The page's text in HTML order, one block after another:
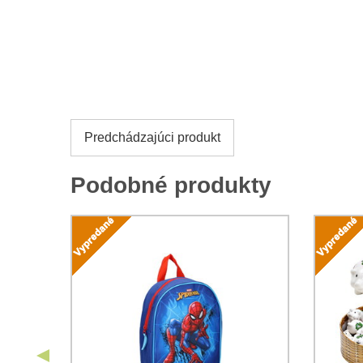
Predchádzajúci produkt
Podobné produkty